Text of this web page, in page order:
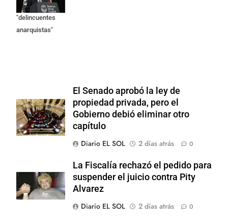
como
"delincuentes
anarquistas"
El Senado aprobó la ley de
propiedad privada, pero el
Gobierno debió eliminar otro
capítulo
Diario EL SOL
2 días atrás 0
La Fiscalía rechazó el pedido para
suspender el juicio contra Pity
Alvarez
Diario EL SOL
2 días atrás 0